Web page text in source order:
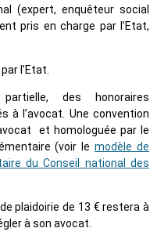
(expert, enquêteur social
pris en charge par l’Etat,
l’Etat.
des honoraires
à l’avocat. Une convention
et homologuée par le
(voir lemodèle de
du Conseil national des
plaidoirie de 13 € restera à
à son avocat.